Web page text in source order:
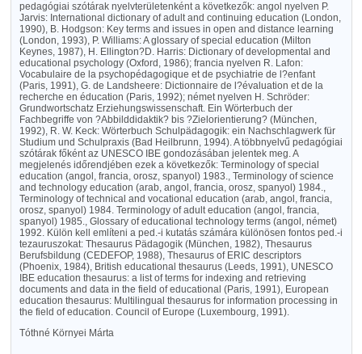
pedagógiai szótárak nyelvterületenként a következők: angol nyelven P.
Jarvis: International dictionary of adult and continuing education (London,
1990), B. Hodgson: Key terms and issues in open and distance learning
(London, 1993), P. Williams: A glossary of special education (Milton
Keynes, 1987), H. Ellington?D. Harris: Dictionary of developmental and
educational psychology (Oxford, 1986); francia nyelven R. Lafon:
Vocabulaire de la psychopédagogique et de psychiatrie de l?enfant
(Paris, 1991), G. de Landsheere: Dictionnaire de l?évaluation et de la
recherche en éducation (Paris, 1992); német nyelven H. Schröder:
Grundwortschatz Erziehungswissenschaft. Ein Wörterbuch der
Fachbegriffe von ?Abbilddidaktik? bis ?Zielorientierung? (München,
1992), R. W. Keck: Wörterbuch Schulpädagogik: ein Nachschlagwerk für
Studium und Schulpraxis (Bad Heilbrunn, 1994). A többnyelvű pedagógiai
szótárak főként az UNESCO IBE gondozásában jelentek meg. A
megjelenés időrendjében ezek a következők: Terminology of special
education (angol, francia, orosz, spanyol) 1983., Terminology of science
and technology education (arab, angol, francia, orosz, spanyol) 1984.,
Terminology of technical and vocational education (arab, angol, francia,
orosz, spanyol) 1984. Terminology of adult education (angol, francia,
spanyol) 1985., Glossary of educational technology terms (angol, német)
1992. Külön kell említeni a ped.-i kutatás számára különösen fontos ped.-i
tezauruszokat: Thesaurus Pädagogik (München, 1982), Thesaurus
Berufsbildung (CEDEFOP, 1988), Thesaurus of ERIC descriptors
(Phoenix, 1984), British educational thesaurus (Leeds, 1991), UNESCO
IBE education thesaurus: a list of terms for indexing and retrieving
documents and data in the field of educational (Paris, 1991), European
education thesaurus: Multilingual thesaurus for information processing in
the field of education. Council of Europe (Luxembourg, 1991).
Tóthné Környei Márta